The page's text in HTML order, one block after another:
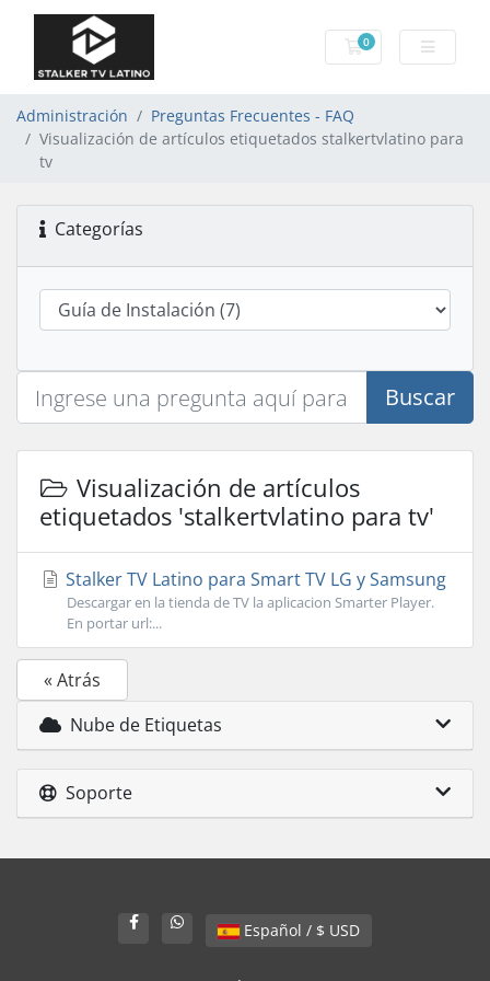
0
Carro de Pedidos
Administración
Preguntas Frecuentes - FAQ
Visualización de artículos etiquetados stalkertvlatino para
tv
Categorías
Buscar
Visualización de artículos
etiquetados 'stalkertvlatino para tv'
Stalker TV Latino para Smart TV LG y Samsung
Descargar en la tienda de TV la aplicacion Smarter Player.
En portar url:...
« Atrás
Nube de Etiquetas
Soporte
Español / $ USD